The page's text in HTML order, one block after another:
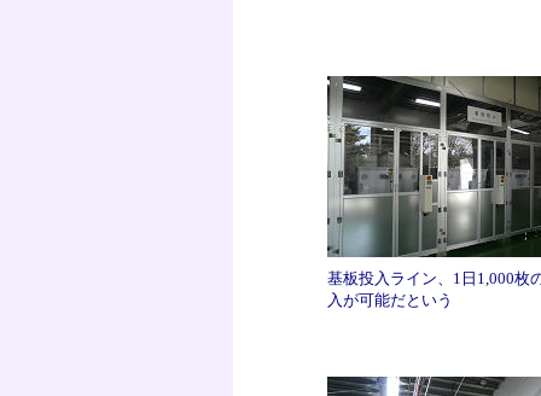
基板投入ライン、1日1,000枚
入が可能だという